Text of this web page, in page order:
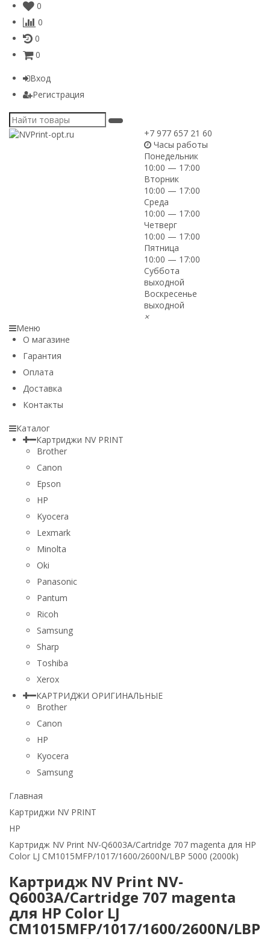
0
0
0
0
Вход
Регистрация
+7 977 657 21 60
Часы работы
Понедельник
10:00 — 17:00
Вторник
10:00 — 17:00
Среда
10:00 — 17:00
Четверг
10:00 — 17:00
Пятница
10:00 — 17:00
Суббота
выходной
Воскресенье
выходной
×
Меню
О магазине
Гарантия
Оплата
Доставка
Контакты
Каталог
Картриджи NV PRINT
Brother
Canon
Epson
HP
Kyocera
Lexmark
Minolta
Oki
Panasonic
Pantum
Ricoh
Samsung
Sharp
Toshiba
Xerox
КАРТРИДЖИ ОРИГИНАЛЬНЫЕ
Brother
Canon
HP
Kyocera
Samsung
Главная
Картриджи NV PRINT
HP
Картридж NV Print NV-Q6003A/Cartridge 707 magenta для HP
Color LJ CM1015MFP/1017/1600/2600N/LBP 5000 (2000k)
Картридж NV Print NV-
Q6003A/Cartridge 707 magenta
для HP Color LJ
CM1015MFP/1017/1600/2600N/LBP